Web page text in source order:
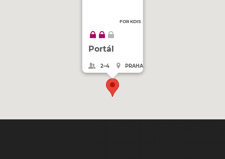
FOR KDIS
Portál
2–4 PRAHA